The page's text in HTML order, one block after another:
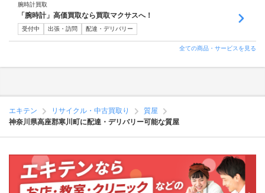
腕時計買取
「腕時計」高価買取なら買取マクサスへ！
受付中 出張・訪問 配達・デリバリー
全ての商品・サービスを見る
エキテン リサイクル・中古買取り
質屋
神奈川県高座郡寒川町に配達・デリバリー可能な質屋